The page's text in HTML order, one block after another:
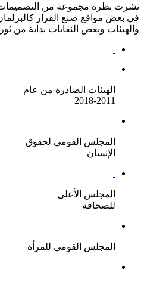
نشرت نظرة مجموعة من التصميمات
في بعض مواقع صنع القرار
والهيئات وبعض النقابات بداية من ثورة 25 يناير 2011 حتى
الهيئات الصادرة من عام
2011-2018
المجلس القومي لحقوق
الإنسان
المجلس الأعلى
للصحافة
المجلس القومي للمرأة